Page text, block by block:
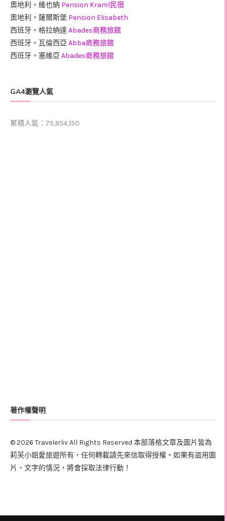
奧地利。維也納 Pension Kraml民宿
奧地利。薩爾斯堡 Pension Elisabeth
西班牙。格拉納達 Abades商務旅館
西班牙。瓦倫西亞 Abba商務旅館
西班牙。塞維亞 Abades商務旅館
GA4瀏覽人氣
累積人氣：75,954,150
著作權聲明
© 2026 Travelerliv All Rights Reserved 本部落格文章及圖片皆為
莉芙小姐愛旅遊所有，任何轉載請先來信取得授權。如果有盜用圖
片、文字的情況，將會採取法律行動！